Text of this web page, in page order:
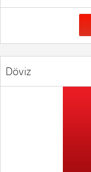
Döviz